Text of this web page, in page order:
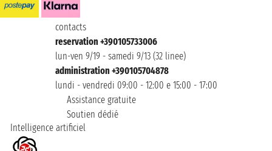
contacts
reservation +390105733006
lun-ven 9/19 - samedi 9/13 (32 linee)
administration +390105704878
lundi - vendredi 09:00 - 12:00 e 15:00 - 17:00
Assistance gratuite
Soutien dédié
Intelligence artificiel